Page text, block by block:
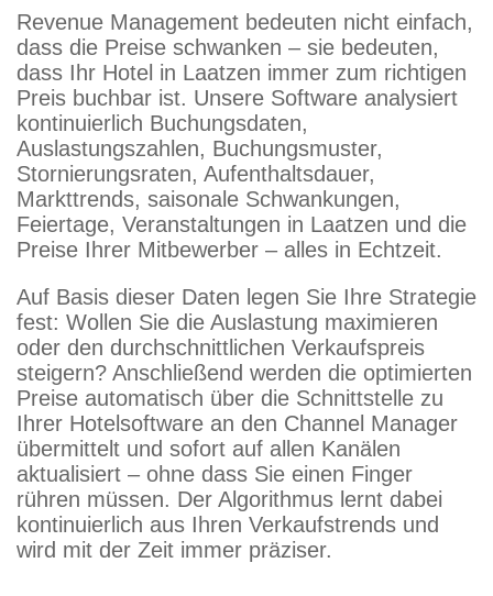
Revenue Management bedeuten nicht einfach,
dass die Preise schwanken – sie bedeuten,
dass Ihr Hotel in Laatzen immer zum richtigen
Preis buchbar ist. Unsere Software analysiert
kontinuierlich Buchungsdaten,
Auslastungszahlen, Buchungsmuster,
Stornierungsraten, Aufenthaltsdauer,
Markttrends, saisonale Schwankungen,
Feiertage, Veranstaltungen in Laatzen und die
Preise Ihrer Mitbewerber – alles in Echtzeit.
Auf Basis dieser Daten legen Sie Ihre Strategie
fest: Wollen Sie die Auslastung maximieren
oder den durchschnittlichen Verkaufspreis
steigern? Anschließend werden die optimierten
Preise automatisch über die Schnittstelle zu
Ihrer Hotelsoftware an den Channel Manager
übermittelt und sofort auf allen Kanälen
aktualisiert – ohne dass Sie einen Finger
rühren müssen. Der Algorithmus lernt dabei
kontinuierlich aus Ihren Verkaufstrends und
wird mit der Zeit immer präziser.